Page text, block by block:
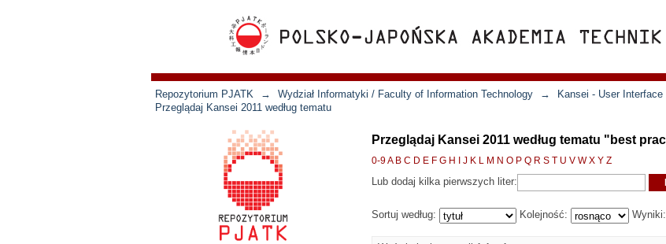
Repozytorium PJATK → Wydział Informatyki / Faculty of Information Technology → Kansei - User
Przeglądaj Kansei 2011 według tematu
Przeglądaj Kansei 2011 według tematu "best
0-9A B C D E F G H J K L M N O P Q R S T U V W X Y Z
Lub dodaj kilka pierwszych liter:
Sortuj według: Kolejność: Wyniki: